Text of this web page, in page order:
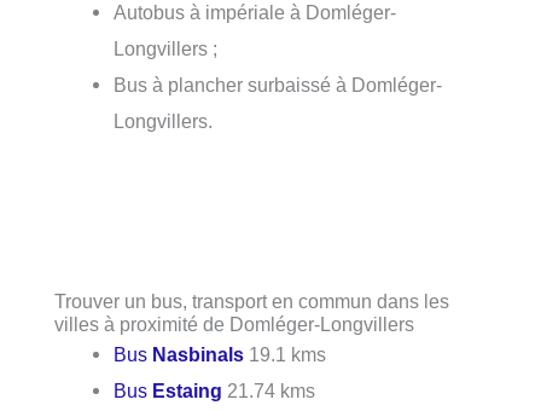
Autobus à impériale à Domléger-
Longvillers ;
Bus à plancher surbaissé à Domléger-
Longvillers.
Trouver un bus, transport en commun dans les
villes à proximité de Domléger-Longvillers
Bus Nasbinals 19.1 kms
Bus Estaing 21.74 kms